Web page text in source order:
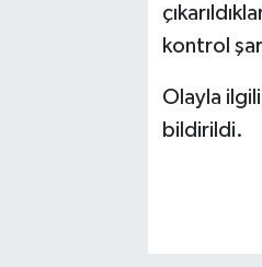
kontrol
Olayla
bildirildi.